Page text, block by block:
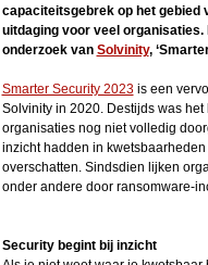
capaciteitsgebrek op het gebied
uitdaging voor veel
onderzoek van Solvinity,
Smarter Security 2023is een
Solvinity in 2020. Destijds was
organisaties nog niet volledig
inzicht hadden in
overschatten. Sindsdien lijken
onder andere door ransomware-
Security begint bij inzicht